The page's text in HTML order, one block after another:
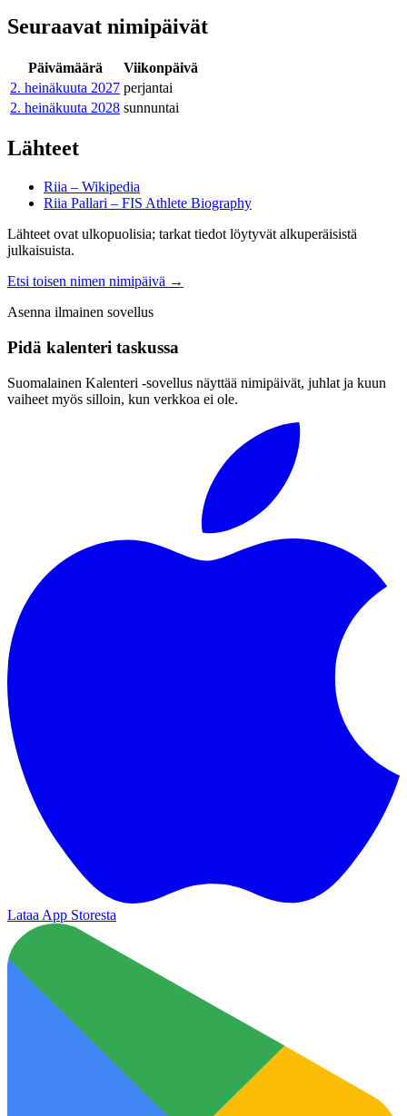
Seuraavat nimipäivät
Päivämäärä
Viikonpäivä
2. heinäkuuta 2027 perjantai
2. heinäkuuta 2028 sunnuntai
Lähteet
Riia – Wikipedia
Riia Pallari – FIS Athlete Biography
Lähteet ovat ulkopuolisia; tarkat tiedot löytyvät alkuperäisistä
julkaisuista.
Etsi toisen nimen nimipäivä →
Asenna ilmainen sovellus
Pidä kalenteri taskussa
Suomalainen Kalenteri ‑sovellus näyttää nimipäivät, juhlat ja kuun
vaiheet myös silloin, kun verkkoa ei ole.
Lataa App Storesta